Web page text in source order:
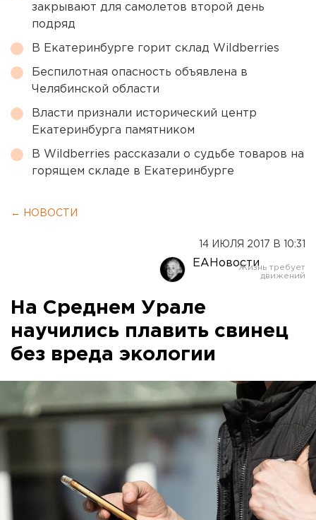
закрывают для самолетов второй день
подряд
В Екатеринбурге горит склад Wildberries
Беспилотная опасность объявлена в
Челябинской области
Власти признали исторический центр
Екатеринбурга памятником
В Wildberries рассказали о судьбе товаров на
горящем складе в Екатеринбурге
← НОВОСТИ
14 ИЮЛЯ 2017 В 10:31
ЕАНовости
На Среднем Урале
научились плавить свинец
без вреда экологии